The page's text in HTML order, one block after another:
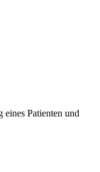
Patienten und